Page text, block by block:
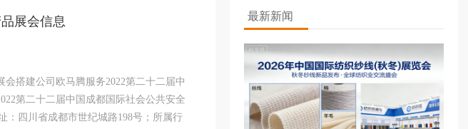
展会信息
搭建公司欧马腾服务2022第二十二届中
第二十二届中国成都国际社会公共安全
：四川省成都市世纪城路198号；所属行
最新新闻